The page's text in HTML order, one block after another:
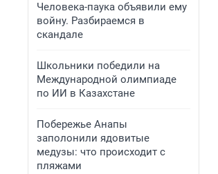
Человека-паука объявили ему
войну. Разбираемся в
скандале
Школьники победили на
Международной олимпиаде
по ИИ в Казахстане
Побережье Анапы
заполонили ядовитые
медузы: что происходит с
пляжами